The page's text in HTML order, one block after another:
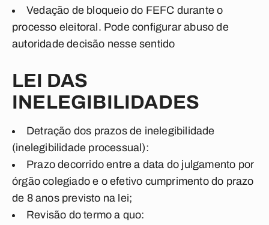
Vedação de bloqueio do FEFC durante o
processo eleitoral. Pode configurar abuso de
autoridade decisão nesse sentido
LEI DAS
INELEGIBILIDADES
Detração dos prazos de inelegibilidade
(inelegibilidade processual):
Prazo decorrido entre a data do julgamento por
órgão colegiado e o efetivo cumprimento do prazo
de 8 anos previsto na lei;
Revisão do termo a quo: